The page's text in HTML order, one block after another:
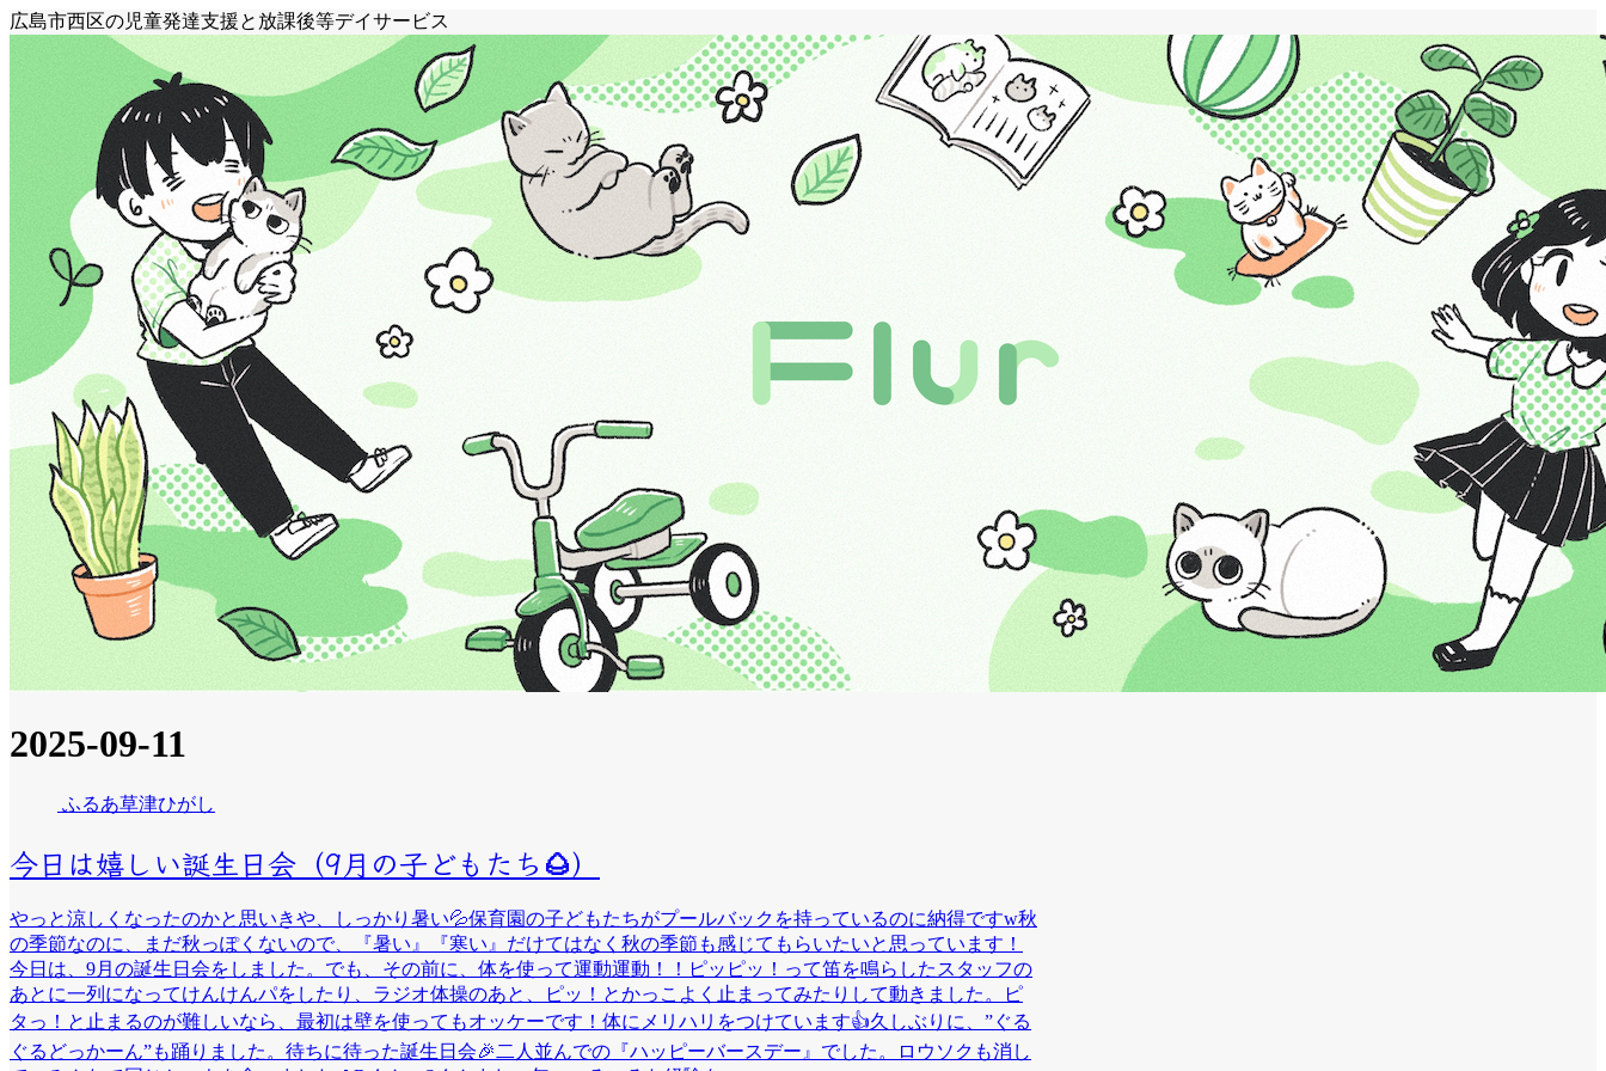
広島市西区の児童発達支援と放課後等デイサービス
2025-09-11
ふるあ草津ひがし
今日は嬉しい誕生日会（9月の子どもたち🌰）
やっと涼しくなったのかと思いきや、しっかり暑い💦保育園の子どもたちがプールバックを持っているのに納得ですw秋
の季節なのに、まだ秋っぽくないので、『暑い』『寒い』だけてはなく秋の季節も感じてもらいたいと思っています！
今日は、9月の誕生日会をしました。でも、その前に、体を使って運動運動！！ピッピッ！って笛を鳴らしたスタッフの
あとに一列になってけんけんパをしたり、ラジオ体操のあと、ピッ！とかっこよく止まってみたりして動きました。ピ
タっ！と止まるのが難しいなら、最初は壁を使ってもオッケーです！体にメリハリをつけています👍久しぶりに、”ぐる
ぐるどっかーん”も踊りました。待ちに待った誕生日会🎉二人並んでの『ハッピーバースデー』でした。ロウソクも消し